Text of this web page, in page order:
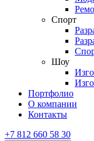
Спорт
Шоу
Портфолио
О компании
Контакты
+7 812 660 58 30